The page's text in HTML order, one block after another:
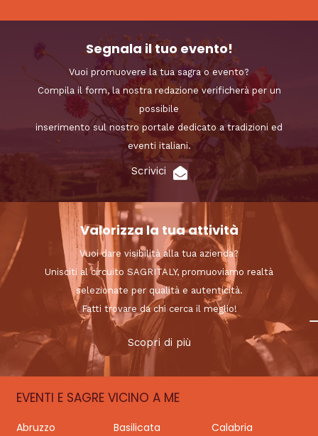
Segnala il tuo evento!
Vuoi promuovere la tua sagra o evento?
Compila il form, la nostra redazione verificherà per un
possibile
inserimento sul nostro portale dedicato a tradizioni ed
eventi italiani.
Scrivici
Valorizza la tua attività
Vuoi dare visibilità alla tua azienda?
Unisciti al circuito SAGRITALY, promuoviamo realtà
selezionate per qualità e autenticità.
Fatti trovare da chi cerca il meglio!
Scopri di più
EVENTI E SAGRE VICINO A ME
Abruzzo Basilicata
Calabria